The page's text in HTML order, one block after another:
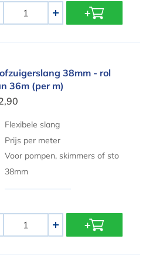
+
- rol van 36m (per m)
38mm - rol
36m (per m)
Flexibele slang
Prijs per meter
Voor pompen, skimmers of sto
fzuigers
38mm
+